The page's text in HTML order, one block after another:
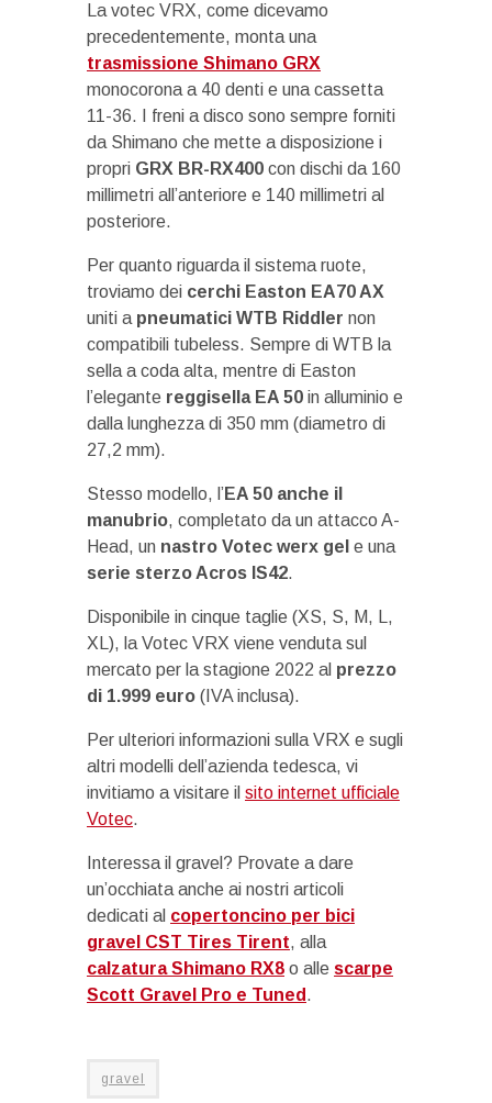
La votec VRX, come dicevamo
precedentemente, monta una
trasmissione Shimano GRX
monocorona a 40 denti e una cassetta
11-36. I freni a disco sono sempre forniti
da Shimano che mette a disposizione i
propri GRX BR-RX400 con dischi da 160
millimetri all’anteriore e 140 millimetri al
posteriore.
Per quanto riguarda il sistema ruote,
troviamo dei cerchi Easton EA70 AX
uniti a pneumatici WTB Riddler non
compatibili tubeless. Sempre di WTB la
sella a coda alta, mentre di Easton
l’elegante reggisella EA 50 in alluminio e
dalla lunghezza di 350 mm (diametro di
27,2 mm).
Stesso modello, l’EA 50 anche il
manubrio, completato da un attacco A-
Head, un nastro Votec werx gel e una
serie sterzo Acros IS42.
Disponibile in cinque taglie (XS, S, M, L,
XL), la Votec VRX viene venduta sul
mercato per la stagione 2022 al prezzo
di 1.999 euro (IVA inclusa).
Per ulteriori informazioni sulla VRX e sugli
altri modelli dell’azienda tedesca, vi
invitiamo a visitare il sito internet ufficiale
Votec.
Interessa il gravel? Provate a dare
un’occhiata anche ai nostri articoli
dedicati al copertoncino per bici
gravel CST Tires Tirent, alla
calzatura Shimano RX8 o alle scarpe
Scott Gravel Pro e Tuned .
gravel